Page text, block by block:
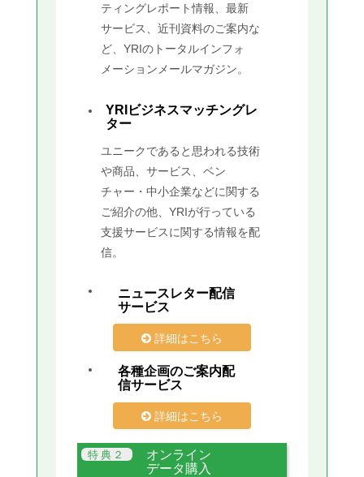
ティングレポート情報、最新
サービス、近刊資料のご案内な
ど、YRIのトータルインフォ
メーションメールマガジン。
YRIビジネスマッチングレ
ター
ユニークであると思われる技術
や商品、サービス、ベン
チャー・中小企業などに関する
ご紹介の他、YRIが行っている
支援サービスに関する情報を配
信。
ニュースレター配信
サービス
詳細はこちら
各種企画のご案内配
信サービス
詳細はこちら
オンライン
データ購入